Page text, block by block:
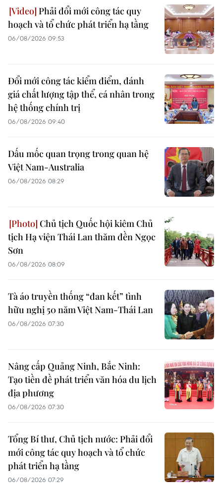
Phải đổi mới công tác quy
hoạch và tổ chức phát triển hạ tầng
06/08/2026 09:53
Đổi mới công tác kiểm điểm, đánh
giá chất lượng tập thể, cá nhân trong
hệ thống chính trị
06/08/2026 09:40
Dấu mốc quan trọng trong quan hệ
Việt Nam-Australia
06/08/2026 08:29
Chủ tịch Quốc hội kiêm Chủ
tịch Hạ viện Thái Lan thăm đền Ngọc
Sơn
06/08/2026 08:09
Tà áo truyền thống “đan kết” tình
hữu nghị 50 năm Việt Nam-Thái Lan
06/08/2026 07:30
Nâng cấp Quảng Ninh, Bắc Ninh:
Tạo tiền đề phát triển văn hóa du lịch
địa phương
06/08/2026 07:30
Tổng Bí thư, Chủ tịch nước: Phải đổi
mới công tác quy hoạch và tổ chức
phát triển hạ tầng
06/08/2026 07:29